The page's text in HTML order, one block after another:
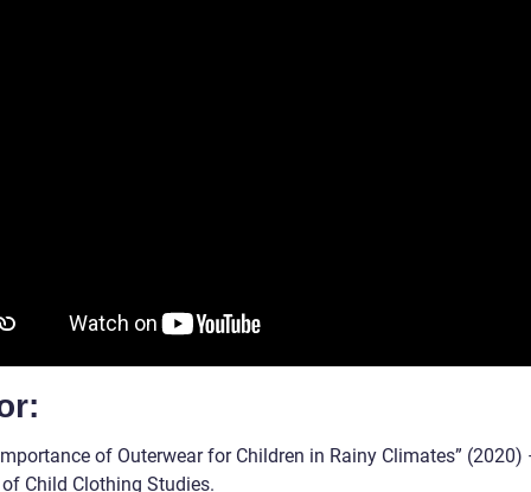
of Outerwear for Children in Rainy Climates” (2020)
Child Clothing Studies.